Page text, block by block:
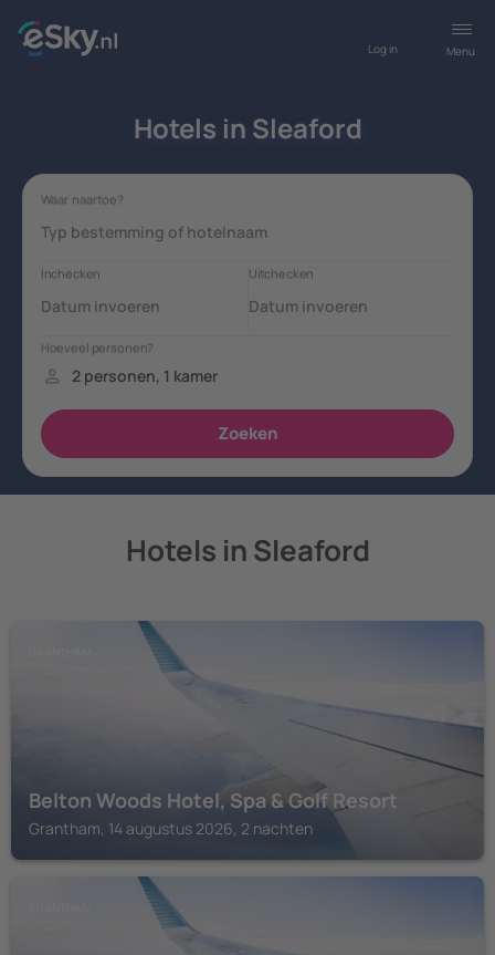
Menu
Log in
Hotels in Sleaford
Hotels in Sleaford
Belton Woods Hotel, Spa & Golf Resort
Grantham, 14 augustus 2026, 2 nachten